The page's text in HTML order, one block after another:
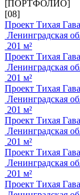
[ПОРТФОЛИО]
[08]
Проект Тихая
Ленинградская
201 м²
Проект Тихая
Ленинградская
201 м²
Проект Тихая
Ленинградская
201 м²
Проект Тихая
Ленинградская
201 м²
Проект Тихая
Ленинградская
201 м²
Проект Тихая